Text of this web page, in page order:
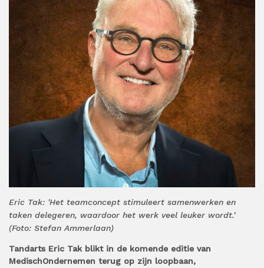
Eric Tak: 'Het teamconcept stimuleert samenwerken en
taken delegeren, waardoor het werk veel leuker wordt.'
(Foto: Stefan Ammerlaan)
Tandarts Eric Tak blikt in de komende editie van
MedischOndernemen terug op zijn loopbaan,